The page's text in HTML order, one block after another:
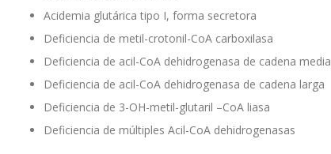
Acidemia glutárica tipo I, forma secretora
Deficiencia de metil-crotonil-CoA carboxilasa
Deficiencia de acil-CoA dehidrogenasa de cadena media
Deficiencia de acil-CoA dehidrogenasa de cadena larga
Deficiencia de 3-OH-metil-glutaril –CoA liasa
Deficiencia de múltiples Acil-CoA dehidrogenasas